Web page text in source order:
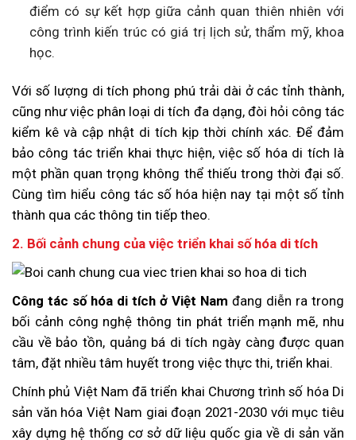
điểm có sự kết hợp giữa cảnh quan thiên nhiên với
công trình kiến trúc có giá trị lịch sử, thẩm mỹ, khoa
học.
Với số lượng di tích phong phú trải dài ở các tỉnh thành,
cũng như việc phân loại di tích đa dạng, đòi hỏi công tác
kiểm kê và cập nhật di tích kịp thời chính xác. Để đảm
bảo công tác triển khai thực hiện, việc số hóa di tích là
một phần quan trọng không thể thiếu trong thời đại số.
Cùng tìm hiểu công tác số hóa hiện nay tại một số tỉnh
thành qua các thông tin tiếp theo.
2. Bối cảnh chung của việc triển khai số hóa di tích
Công tác số hóa di tích ở Việt Nam đang diễn ra trong
bối cảnh công nghệ thông tin phát triển mạnh mẽ, nhu
cầu về bảo tồn, quảng bá di tích ngày càng được quan
tâm, đặt nhiều tâm huyết trong việc thực thi, triển khai.
Chính phủ Việt Nam đã triển khai Chương trình số hóa Di
sản văn hóa Việt Nam giai đoạn 2021-2030 với mục tiêu
xây dựng hệ thống cơ sở dữ liệu quốc gia về di sản văn